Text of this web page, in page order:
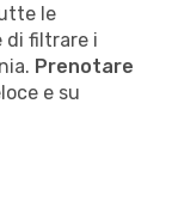
le
di filtrare i
Prenotare
e su